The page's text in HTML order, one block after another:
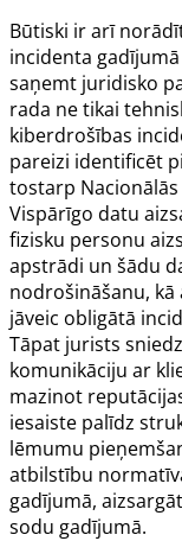
Būtiski ir arī
incidenta
saņemt juridisko
rada ne tikai
kiberdrošības
pareizi identificēt
tostarp
Vispārīgo datu
fizisku personu
apstrādi un šādu
nodrošināšanu,
jāveic obligātā
Tāpat jurists
komunikāciju ar
mazinot
iesaiste palīdz
lēmumu
atbilstību
gadījumā,
sodu gadījumā.